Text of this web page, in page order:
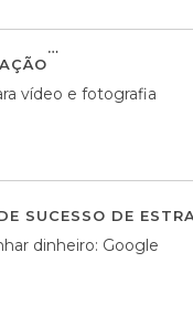
vídeo e fotografia
SUCESSO DE
dinheiro: Google